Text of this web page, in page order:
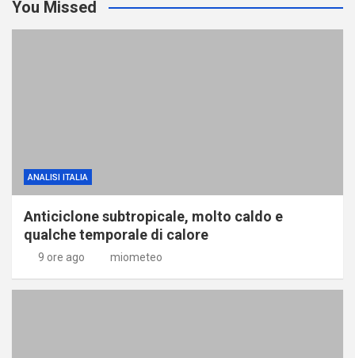
You Missed
ANALISI ITALIA
Anticiclone subtropicale, molto caldo e
qualche temporale di calore
9 ore ago miometeo